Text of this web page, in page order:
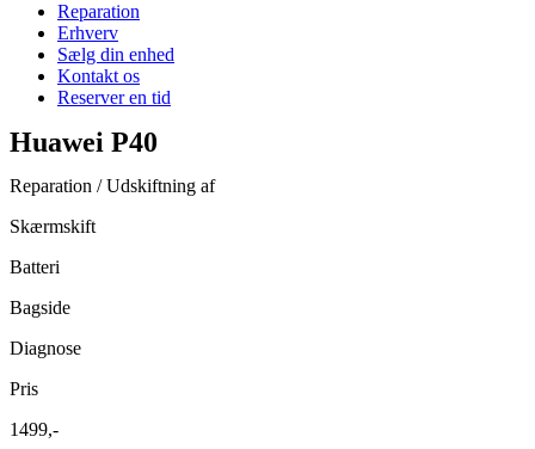
Reparation
Erhverv
Sælg din enhed
Kontakt os
Reserver en tid
Huawei P40
Reparation / Udskiftning af
Skærmskift
Batteri
Bagside
Diagnose
Pris
1499,-